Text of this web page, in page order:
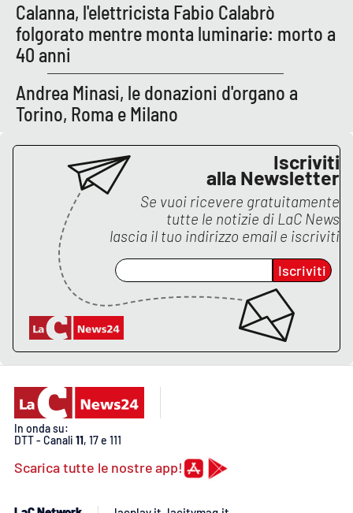
Food
Storie
LAC
Lacplay.it
Lactv.it
Laconair.it
Lacitymag.it
Lacapitalenews.it
Ilreggino.it
Cosenzachannel.it
Ilvibonese.it
Calanna, l'elettricista Fabio Calabrò
folgorato mentre monta luminarie: morto a
40 anni
Andrea Minasi, le donazioni d'organo a
Torino, Roma e Milano
Iscriviti
alla Newsletter
Se vuoi ricevere gratuitamente
tutte le notizie di LaC News
lascia il tuo indirizzo email e iscriviti
Iscriviti
In onda su:
DTT - Canali 11, 17 e 111
Scarica tutte le nostre app!